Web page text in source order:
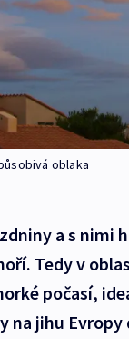
oblaka
a s nimi
Tedy v
počasí,
na jihu Evropy